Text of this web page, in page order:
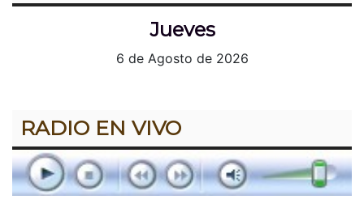
Jueves
6 de Agosto de 2026
RADIO EN VIVO